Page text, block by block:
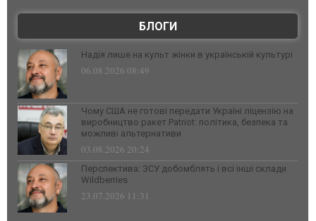
БЛОГИ
Надія лише на культ жінки в українській культурі
06.08.2026 08:49
Чому США не готові передати Україні ліцензію на
виробництво ракет Patriot: політика, безпека та
можливі альтернативи
03.08.2026 20:24
Перспектива: ЗСУ добомблять і всі інші склади
Wildberries
23.07.2026 11:31